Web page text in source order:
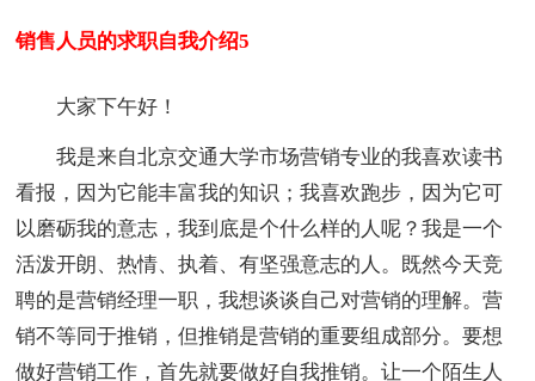
销售人员的求职自我介绍5
大家下午好！
我是来自北京交通大学市场营销专业的我喜欢读书
看报，因为它能丰富我的知识；我喜欢跑步，因为它可
以磨砺我的意志，我到底是个什么样的人呢？我是一个
活泼开朗、热情、执着、有坚强意志的人。既然今天竞
聘的是营销经理一职，我想谈谈自己对营销的理解。营
销不等同于推销，但推销是营销的重要组成部分。要想
做好营销工作，首先就要做好自我推销。让一个陌生人